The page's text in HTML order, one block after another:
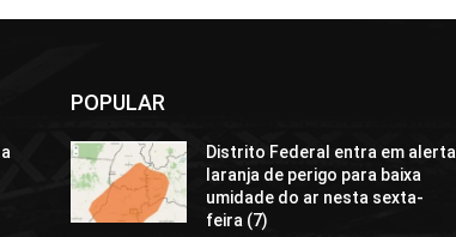
POPULAR
Distrito Federal entra em alerta
laranja de perigo para baixa
umidade do ar nesta sexta-
feira (7)